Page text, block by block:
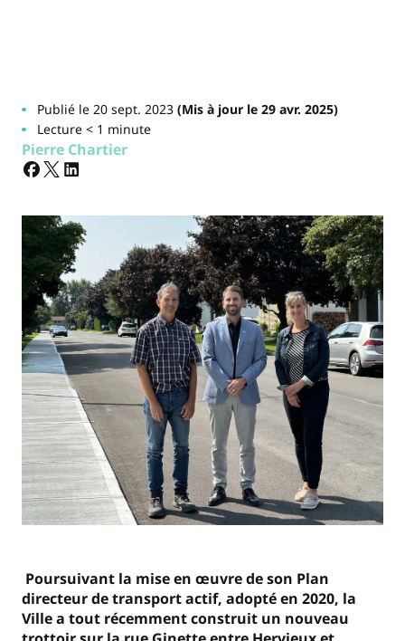
Publié le 20 sept. 2023(Mis à jour le 29 avr. 2025)
Lecture < 1 minute
Pierre Chartier
Poursuivant la mise en œuvre de son Plan
directeur de transport actif, adopté en 2020, la
Ville a tout récemment construit un nouveau